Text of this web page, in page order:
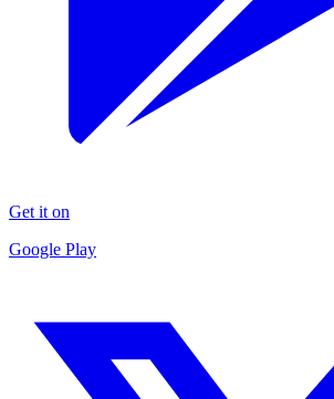
Get it on
Google Play